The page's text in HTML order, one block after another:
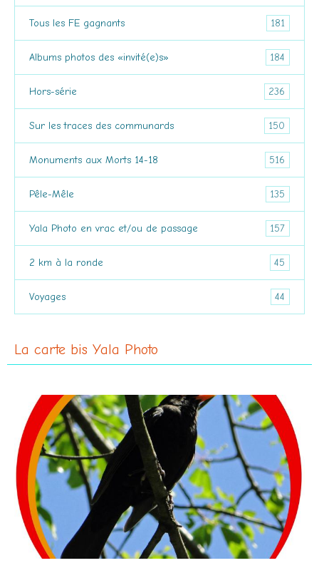
Tous les FE gagnants 181
Albums photos des «invité(e)s» 184
Hors-série 236
Sur les traces des communards 150
Monuments aux Morts 14-18 516
Pêle-Mêle 135
Yala Photo en vrac et/ou de passage 157
2 km à la ronde 45
Voyages 44
La carte bis Yala Photo